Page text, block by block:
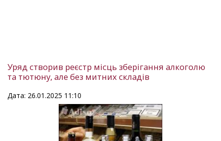
Уряд створив реєстр місць зберігання алкоголю
та тютюну, але без митних складів
Дата: 26.01.2025 11:10